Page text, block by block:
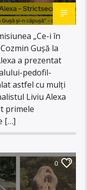
„Ce-i în
Gușă la
a prezentat
pedofil-
astfel cu mulți
Liviu Alexa
primele
[…]
0